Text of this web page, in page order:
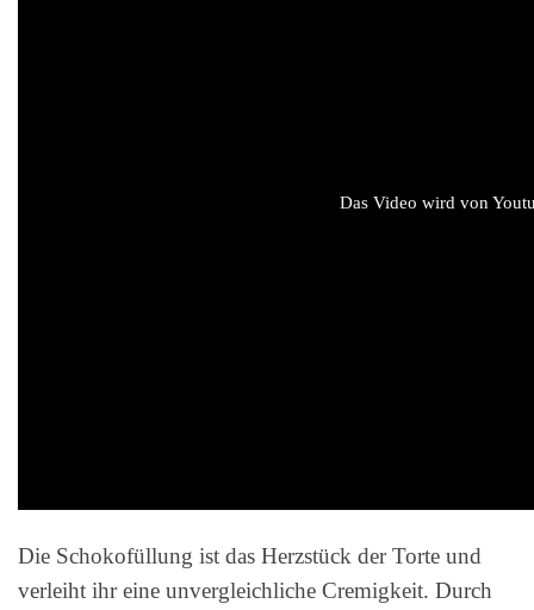
Das Video wird von
Die Schokofüllung ist das Herzstück der Torte und
verleiht ihr eine unvergleichliche Cremigkeit. Durch